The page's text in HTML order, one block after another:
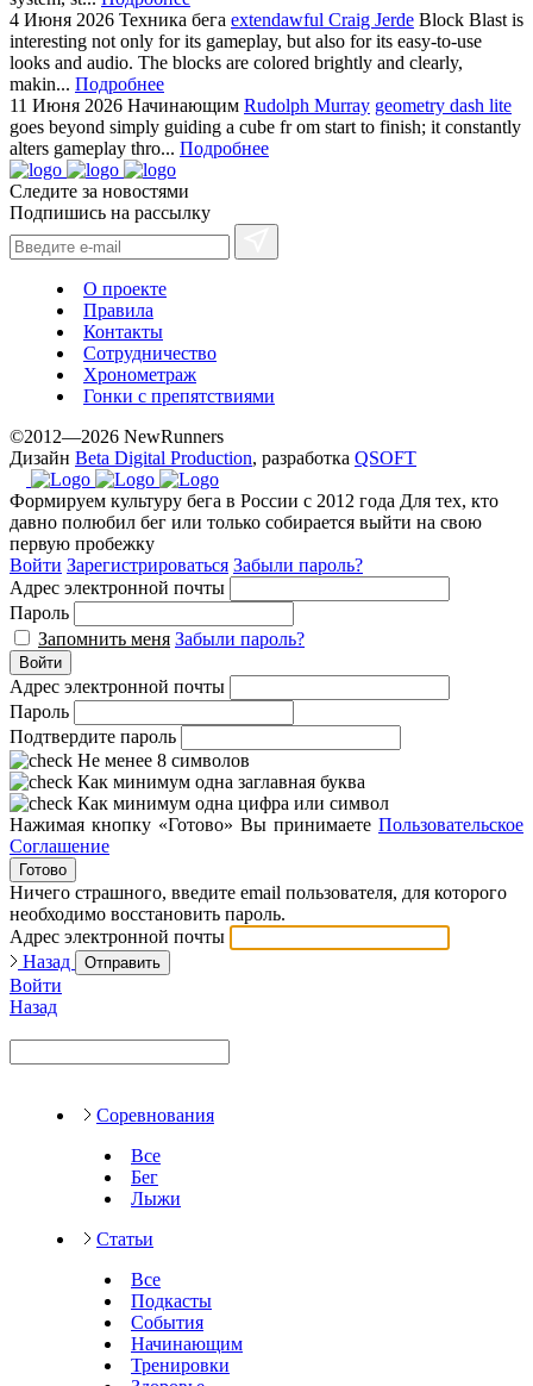
4 Июня 2026 Техника бега extendawful Craig Jerde Block Blast is
interesting not only for its gameplay, but also for its easy-to-use
looks and audio. The blocks are colored brightly and clearly,
makin... Подробнее
11 Июня 2026 Начинающим Rudolph Murray geometry dash lite
goes beyond simply guiding a cube fr om start to finish; it constantly
alters gameplay thro... Подробнее
Следите за новостями
Подпишись на рассылку
О проекте
Правила
Контакты
Сотрудничество
Хронометраж
Гонки с препятствиями
©2012—2026 NewRunners
Дизайн Beta Digital Production, разработка QSOFT
Формируем культуру бега в России с 2012 года Для тех, кто
давно полюбил бег или только собирается выйти на свою
первую пробежку
Войти Зарегистрироваться Забыли пароль?
Адрес электронной почты
Пароль
Запомнить меня Забыли пароль?
Войти
Адрес электронной почты
Пароль
Подтвердите пароль
Не менее 8 символов
Как минимум одна заглавная буква
Как минимум одна цифра или символ
Нажимая кнопку «Готово» Вы принимаете Пользовательское
Соглашение
Готово
Ничего страшного, введите email пользователя, для которого
необходимо восстановить пароль.
Адрес электронной почты
Назад
Отправить
Войти
Назад
Соревнования
Все
Бег
Лыжи
Статьи
Все
Подкасты
События
Начинающим
Тренировки